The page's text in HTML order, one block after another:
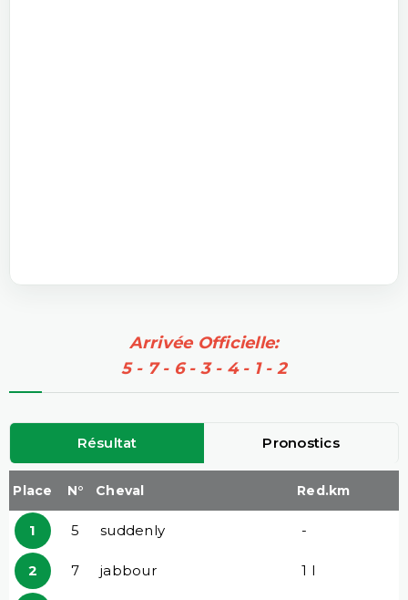
Arrivée Officielle:
5 - 7 - 6 - 3 - 4 - 1 - 2
Résultat Pronostics
Place N° Cheval Red.km
1 5 suddenly -
2 7 jabbour 1 l